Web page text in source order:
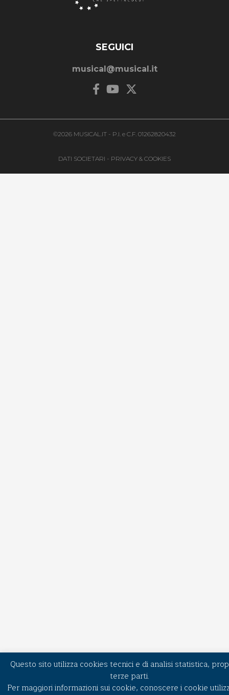
SEGUICI
musical@musical.it
©2026 MUSICAL.IT - P.I. e C.F. 01262820432
DATI SOCIETARI - PRIVACY & COOKIES
Questo sito utilizza cookies tecnici e di analisi statistica,
terze parti.
Per maggiori informazioni sui cookie, conoscere i cookie